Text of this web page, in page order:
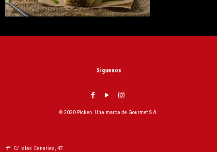
Siguenos
© 2020 Picken. Una marca de Gourmet S.A.
C/ Islas Canarias, 47.